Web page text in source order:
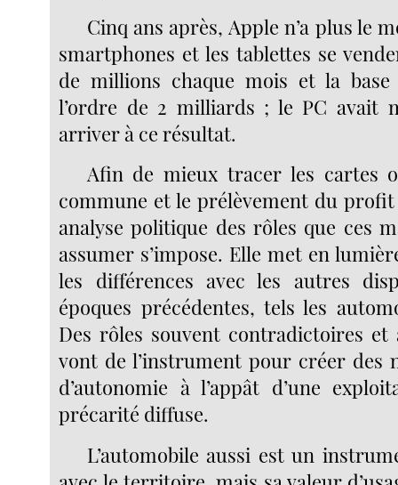
Cinq ans après, Apple n’a plus le
smartphones et les tablettes se
de millions chaque mois et la
l’ordre de 2 milliards ; le PC avait
arriver à ce résultat.
Afin de mieux tracer les cartes
commune et le prélèvement du
analyse politique des rôles que ces
assumer s’impose. Elle met en
les différences avec les autres
époques précédentes, tels les
Des rôles souvent contradictoires et
vont de l’instrument pour créer des
d’autonomie à l’appât d’une
précarité diffuse.
L’automobile aussi est un